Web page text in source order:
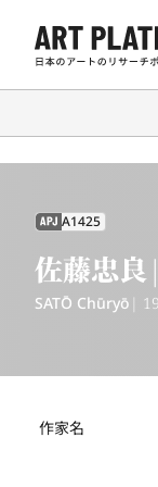
APJ A1425
佐藤忠良
SATŌ Chūryō |
作家名